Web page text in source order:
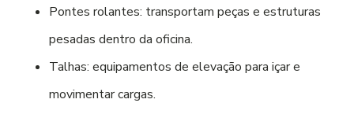
Pontes rolantes: transportam peças e estruturas
pesadas dentro da oficina.
Talhas: equipamentos de elevação para içar e
movimentar cargas.